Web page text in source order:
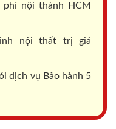
phí nội thành HCM
nội thất trị giá
dịch vụ Bảo hành 5